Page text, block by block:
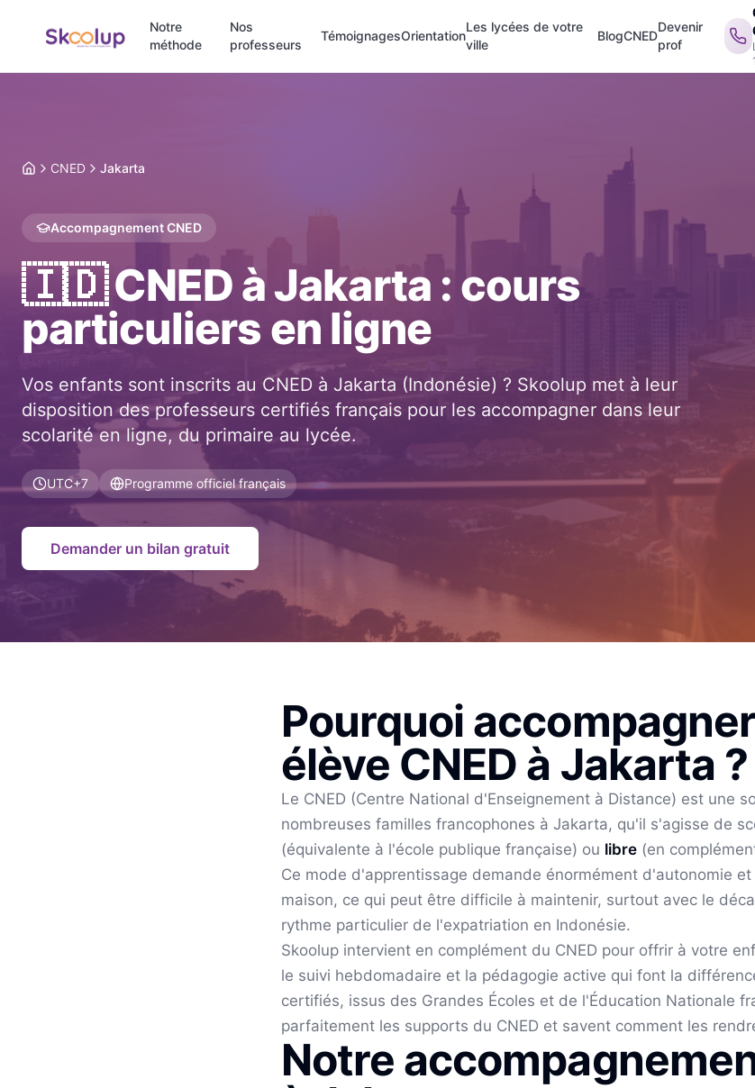
Notre
méthode
Nos
professeurs
TémoignagesOrientation
Les lycées de votre
ville
BlogCNED
Devenir
prof
AccueilCNED Jakarta
Accompagnement CNED
🇮🇩CNED àJakarta : cours
particuliers en ligne
Vos enfants sont inscrits au CNED à Jakarta (Indonésie) ? Skoolup met à leur
disposition des professeurs certifiés français pour les accompagner dans leur
scolarité en ligne, du primaire au lycée.
UTC+7 Programme officiel français
Demander un bilan gratuit
Pourquoi
élève CNED à Jakarta ?
Le CNED (Centre National d'Enseignement à Distance) est une
nombreuses familles francophones à Jakarta, qu'il s'agisse de
(équivalente à l'école publique française) ou libre (en
Ce mode d'apprentissage demande énormément d'autonomie
maison, ce qui peut être difficile à maintenir, surtout avec le
rythme particulier de l'expatriation en Indonésie.
Skoolup intervient en complément du CNED pour offrir à votre
le suivi hebdomadaire et la pédagogie active qui font la
certifiés, issus des Grandes Écoles et de l'Éducation Nationale
parfaitement les supports du CNED et savent comment les
Notre